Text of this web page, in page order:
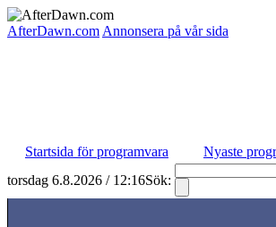
AfterDawn.com Annonsera på vår sida
Startsida för programvara
Nyaste
torsdag 6.8.2026 / 12:16Sök: